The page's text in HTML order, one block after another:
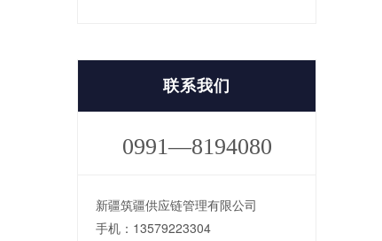
联系我们
0991—8194080
新疆筑疆供应链管理有限公司
手机：13579223304